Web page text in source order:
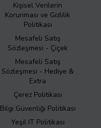
Kişisel Verilerin
Korunması ve Gizlilik
Politikası
Mesafeli Satış
Sözleşmesi - Çiçek
Mesafeli Satış
Sözleşmesi - Hediye &
Extra
Çerez Politikası
Bilgi Güvenliği Politikası
Yeşil IT Politikası